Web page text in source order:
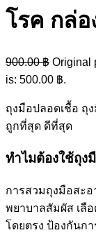
โรค กล่อ
900.00฿ Original
is: 500.00 ฿.
ถุงมือปลอดเชื้อ ถุ
ถูกที่สุด ดีที่สุด
ทำไมต้องใช้ถุง
การสวมถุงมือสะอ
พยาบาลสัมผัส เลื
โดยตรง ป้องกันก